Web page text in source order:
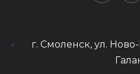
г. Смоленск, ул.